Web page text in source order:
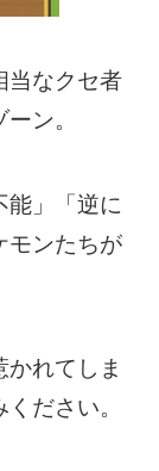
当なクセ者
ン。
能」「逆に
モンたちが
れてしま
ださい。